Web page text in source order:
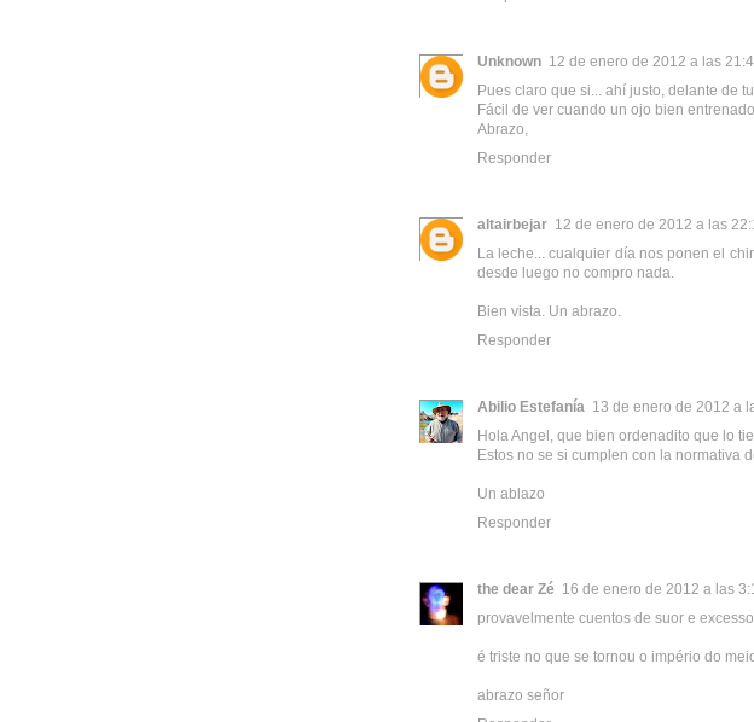
Unknown 12 de enero de 2012 a las
Pues claro que si... ahí justo, delante de
Fácil de ver cuando un ojo bien
Abrazo,
Responder
altairbejar 12 de enero de 2012 a las
La leche... cualquier día nos ponen el
desde luego no compro nada.
Bien vista. Un abrazo.
Responder
Abilio Estefanía 13 de enero de 2012 a
Hola Angel, que bien ordenadito que lo
Estos no se si cumplen con la normativa
Un ablazo
Responder
the dear Zé 16 de enero de 2012 a las
provavelmente cuentos de suor e
é triste no que se tornou o império do
abrazo señor